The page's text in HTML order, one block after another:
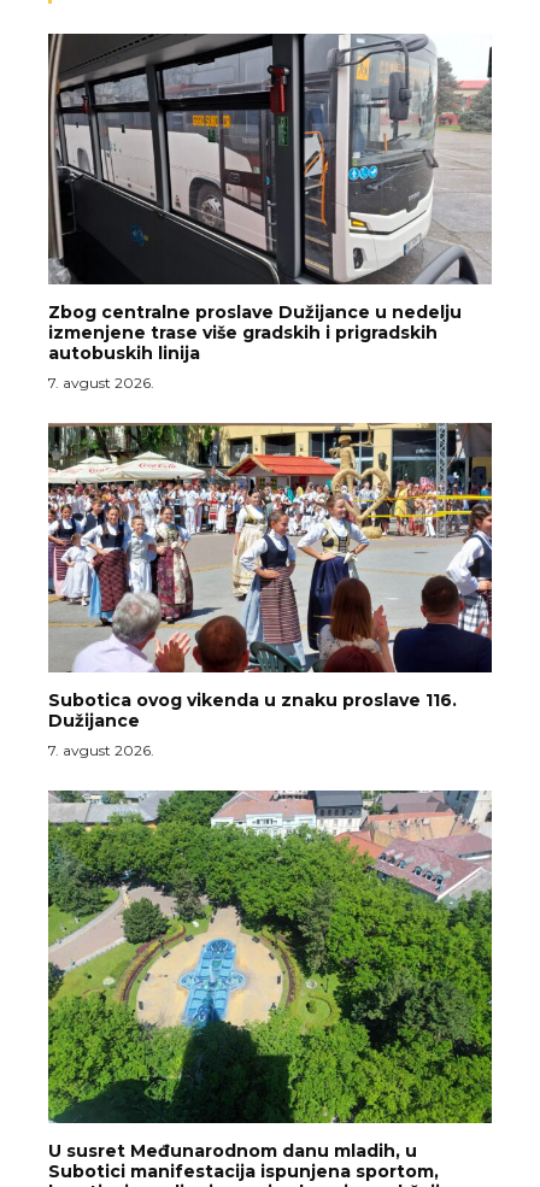
Zbog centralne proslave Dužijance u nedelju
izmenjene trase više gradskih i prigradskih
autobuskih linija
7. avgust 2026.
Subotica ovog vikenda u znaku proslave 116.
Dužijance
7. avgust 2026.
U susret Međunarodnom danu mladih, u
Subotici manifestacija ispunjena sportom,